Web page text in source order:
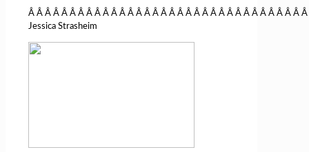
Â Â Â Â Â Â Â Â Â Â Â Â Â Â Â Â Â Â Â Â Â Â Â Â Â Â Â Â Â Â Â Â Â
Jessica Strasheim